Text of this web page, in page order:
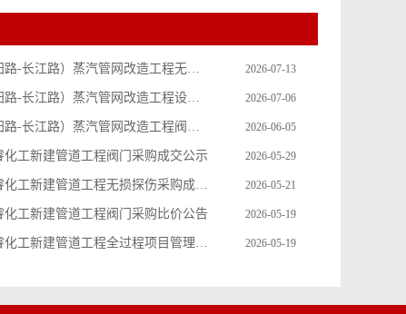
2026-07-13
济南路（丹阳路-长江路）蒸汽管网改造工程无损探伤及超声波检测采购成交公示
2026-07-06
济南路（丹阳路-长江路）蒸汽管网改造工程设计采购比价公告
2026-06-05
济南路（丹阳路-长江路）蒸汽管网改造工程阀门采购成交公示
2026-05-29
化工新建管道工程阀门采购成交公示
2026-05-21
中华东路德睿化工新建管道工程无损探伤采购成交公示
2026-05-19
化工新建管道工程阀门采购比价公告
2026-05-19
中华东路德睿化工新建管道工程全过程项目管理咨询服务成交公示